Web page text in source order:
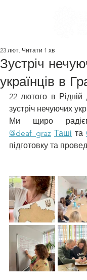
Зустріч
українців в
23 лют. Читати 1 хв
22 лютого в
зустріч нечуючих
@deaf_graz Таші та
підготовку та